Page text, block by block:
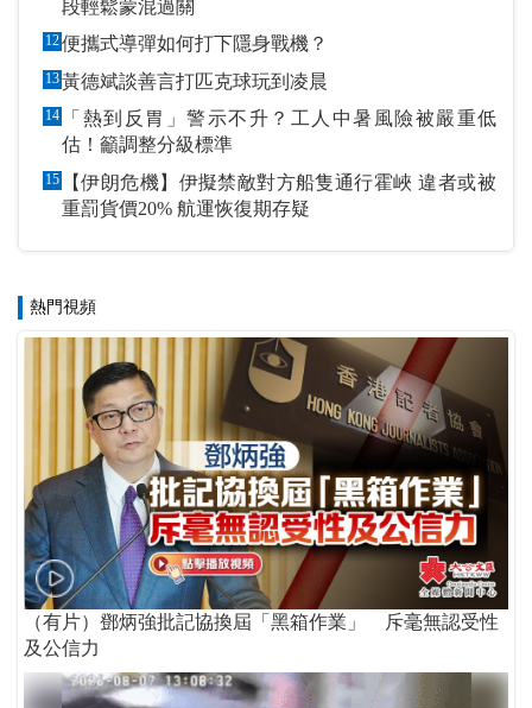
段輕鬆蒙混過關
12便攜式導彈如何打下隱身戰機？
13黃德斌談善言打匹克球玩到凌晨
14
「熱到反胃」警示不升？工人中暑風險被嚴重低
估！籲調整分級標準
15
【伊朗危機】伊擬禁敵對方船隻通行霍峽 違者或被
重罰貨價20% 航運恢復期存疑
熱門視頻
（有片）鄧炳強批記協換屆「黑箱作業」 斥毫無認受性
及公信力